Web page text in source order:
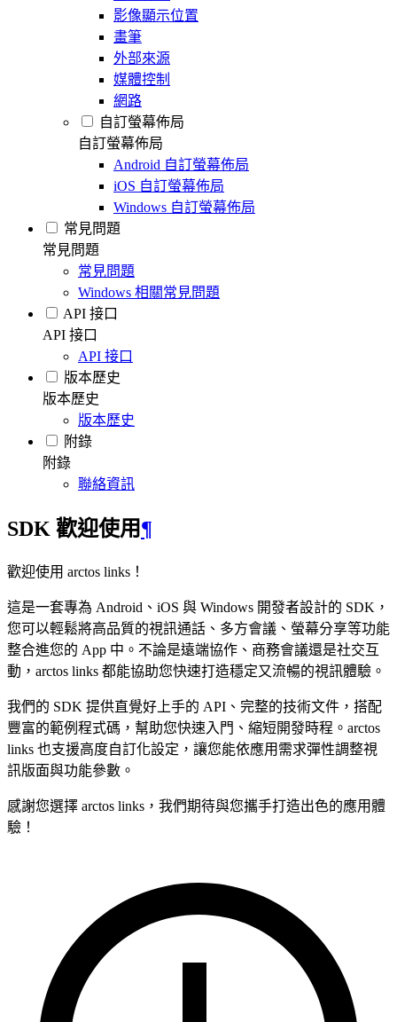
影像顯示位置
畫筆
外部來源
媒體控制
網路
自訂螢幕佈局
自訂螢幕佈局
Android 自訂螢幕佈局
iOS 自訂螢幕佈局
Windows 自訂螢幕佈局
常見問題
常見問題
常見問題
Windows 相關常見問題
API 接口
API 接口
API 接口
版本歷史
版本歷史
版本歷史
附錄
附錄
聯絡資訊
SDK 歡迎使用¶
歡迎使用 arctos links！
這是一套專為 Android、iOS 與 Windows 開發者設計的 SDK，
您可以輕鬆將高品質的視訊通話、多方會議、螢幕分享等功能
整合進您的 App 中。不論是遠端協作、商務會議還是社交互
動，arctos links 都能協助您快速打造穩定又流暢的視訊體驗。
我們的 SDK 提供直覺好上手的 API、完整的技術文件，搭配
豐富的範例程式碼，幫助您快速入門、縮短開發時程。arctos
links 也支援高度自訂化設定，讓您能依應用需求彈性調整視
訊版面與功能參數。
感謝您選擇 arctos links，我們期待與您攜手打造出色的應用體
驗！